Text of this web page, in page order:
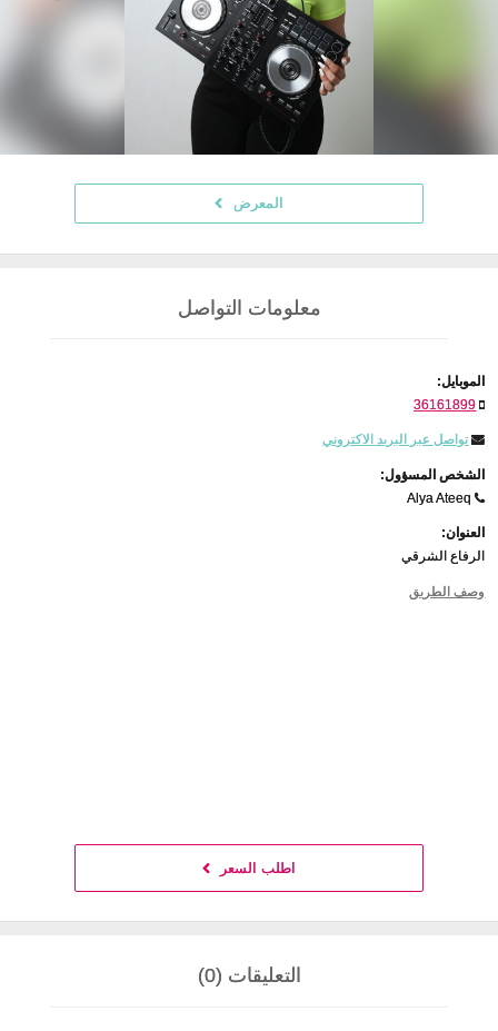
المعرض
معلومات التواصل
الموبايل:
36161899
تواصل عبر البريد الاكتروني
الشخص المسؤول:
Alya Ateeq
العنوان:
الرفاع الشرقي
وصف الطريق
اطلب السعر
التعليقات (0)